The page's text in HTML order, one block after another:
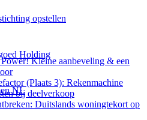
opstellen
Holding
NL
Kleine aanbeveling & een
(Plaats 3): Rekenmachine
bij deelverkoop
Duitslands woningtekort op